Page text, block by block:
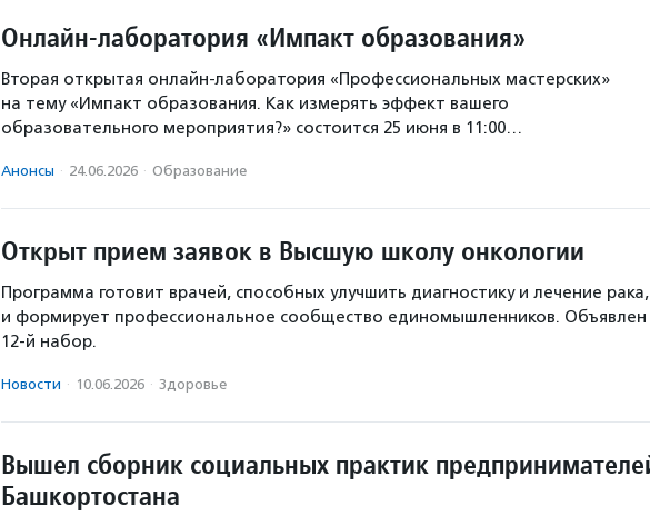
Онлайн-лаборатория «Импакт образования»
Вторая открытая онлайн-лаборатория «Профессиональных мастерских»
на тему «Импакт образования. Как измерять эффект вашего
образовательного мероприятия?» состоится 25 июня в 11:00…
Анонсы · 24.06.2026 · Образование
Открыт прием заявок в Высшую школу онкологии
Программа готовит врачей, способных улучшить диагностику и лечение рака,
и формирует профессиональное сообщество единомышленников. Объявлен
12-й набор.
Новости · 10.06.2026 · Здоровье
Вышел сборник социальных практик
Башкортостана